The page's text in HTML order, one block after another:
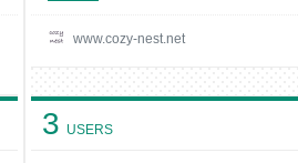
www.cozy-nest.net
3 USERS